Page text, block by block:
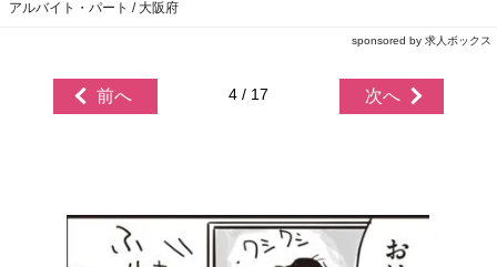
アルバイト・パート / 大阪府
sponsored by 求人ボックス
前へ 4 / 17 次へ